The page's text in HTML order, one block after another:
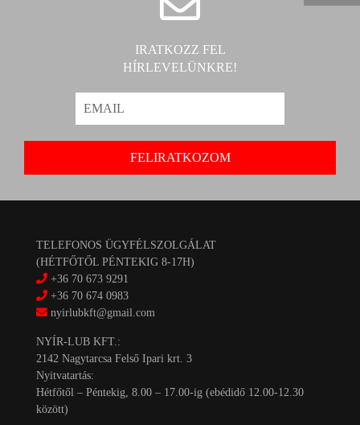
IRATKOZZ FEL
HÍRLEVELÜNKRE!
TELEFONOS ÜGYFÉLSZOLGÁLAT
(HÉTFŐTŐL PÉNTEKIG 8-17H)
+36 70 673 9291
+36 70 674 0983
nyirlubkft@gmail.com
NYÍR-LUB KFT.:
2142 Nagytarcsa Felső Ipari krt. 3
Nyitvatartás:
Hétfőtől – Péntekig, 8.00 – 17.00-ig (ebédidő 12.00-12.30
között)